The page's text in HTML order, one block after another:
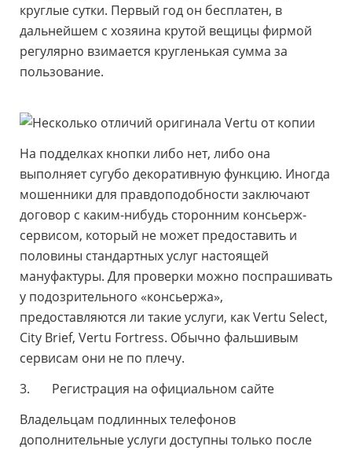
круглые сутки. Первый год он бесплатен, в
дальнейшем с хозяина крутой вещицы фирмой
регулярно взимается кругленькая сумма за
пользование.
На подделках кнопки либо нет, либо она
выполняет сугубо декоративную функцию. Иногда
мошенники для правдоподобности заключают
договор с каким-нибудь сторонним консьерж-
сервисом, который не может предоставить и
половины стандартных услуг настоящей
мануфактуры. Для проверки можно поспрашивать
у подозрительного «консьержа»,
предоставляются ли такие услуги, как Vertu Select,
City Brief, Vertu Fortress. Обычно фальшивым
сервисам они не по плечу.
3. Регистрация на официальном сайте
Владельцам подлинных телефонов
дополнительные услуги доступны только после